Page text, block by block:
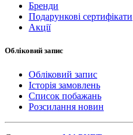
Бренди
Подарункові сертифікати
Акції
Обліковий запис
Обліковий запис
Історія замовлень
Список побажань
Розсилання новин